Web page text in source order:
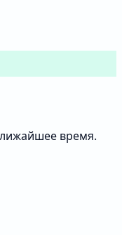
время.